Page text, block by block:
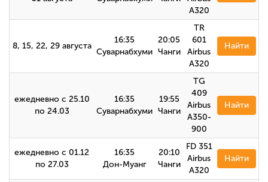
A320
8, 15, 22, 29 августа
16:35
Суварнабхуми
20:05
Чанги
TR
601
Airbus
А320
Найти
ежедневно с 25.10
по 24.03
16:35
Суварнабхуми
19:55
Чанги
TG
409
Airbus
A350-
900
Найти
ежедневно с 01.12
по 27.03
16:35
Дон-Муанг
20:10
Чанги
FD 351
Airbus
А320
Найти